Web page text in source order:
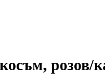
розов/